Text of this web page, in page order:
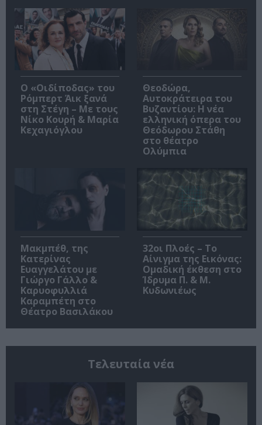
O «Οιδίποδας» του
Ρόμπερτ Άικ ξανά
στη Στέγη – Με τους
Νίκο Κουρή & Μαρία
Κεχαγιόγλου
Θεοδώρα,
Αυτοκράτειρα του
Βυζαντίου: Η νέα
ελληνική όπερα του
Θεόδωρου Στάθη
στο θέατρο
Ολύμπια
Μακμπέθ, της
Κατερίνας
Ευαγγελάτου με
Γιώργο Γάλλο &
Καρυοφυλλιά
Καραμπέτη στο
Θέατρο Βασιλάκου
32οι Πλοές – Το
Αίνιγμα της Εικόνας:
Ομαδική έκθεση στο
Ίδρυμα Π. & Μ.
Κυδωνιέως
Τελευταία νέα